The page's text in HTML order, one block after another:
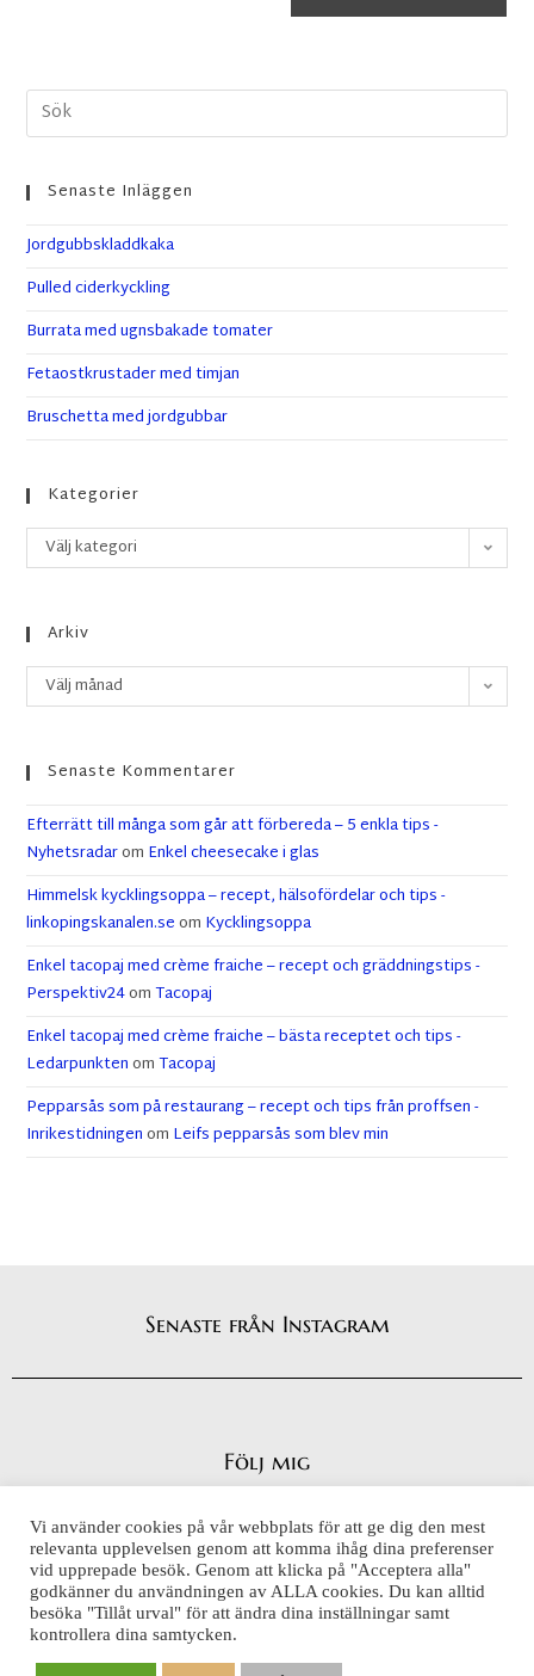
Senaste Inläggen
Jordgubbskladdkaka
Pulled ciderkyckling
Burrata med ugnsbakade tomater
Fetaostkrustader med timjan
Bruschetta med jordgubbar
Kategorier
Välj kategori
Arkiv
Välj månad
Senaste Kommentarer
Efterrätt till många som går att förbereda – 5 enkla tips -
Nyhetsradarom Enkel cheesecake i glas
Himmelsk kycklingsoppa – recept, hälsofördelar och tips -
linkopingskanalen.seom Kycklingsoppa
Enkel tacopaj med crème fraiche – recept och gräddningstips -
Perspektiv24omTacopaj
Enkel tacopaj med crème fraiche – bästa receptet och tips -
LedarpunktenomTacopaj
Pepparsås som på restaurang – recept och tips från proffsen -
Inrikestidningenom Leifs pepparsås som blev min
Senaste från Instagram
Följ mig
Integritetspolicy
Cookiepolicy
Vi använder cookies på vår webbplats för att ge dig den mest
relevanta upplevelsen genom att komma ihåg dina preferenser
vid upprepade besök. Genom att klicka på "Acceptera alla"
godkänner du användningen av ALLA cookies. Du kan alltid
besöka "Tillåt urval" för att ändra dina inställningar samt
kontrollera dina samtycken.